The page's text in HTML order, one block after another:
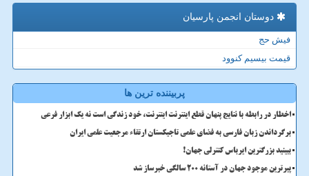
دوستان انجمن پارسیان
فیش حج
قیمت بیسیم کنوود
پربیننده ترین ها
اخطار در رابطه با نتایج پنهان قطع اینترنت اینترنت، خود زندگی است نه یک ابزار فرعی
برگرداندن زبان فارسی به فضای علمی تاجیکستان ارتقاء مرجعیت علمی ایران
ببینید بزرگترین ایرباس کنترلی جهان!
پیرترین موجود جهان در آستانه ۲۰۰ سالگی خبرساز شد